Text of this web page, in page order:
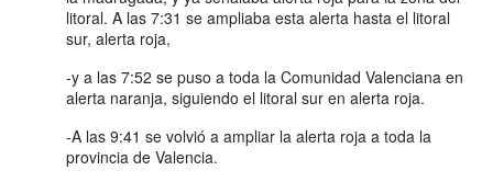
litoral. A las 7:31 se ampliaba esta alerta hasta el litoral
sur, alerta roja,
-y a las 7:52 se puso a toda la Comunidad Valenciana en
alerta naranja, siguiendo el litoral sur en alerta roja.
-A las 9:41 se volvió a ampliar la alerta roja a toda la
provincia de Valencia.